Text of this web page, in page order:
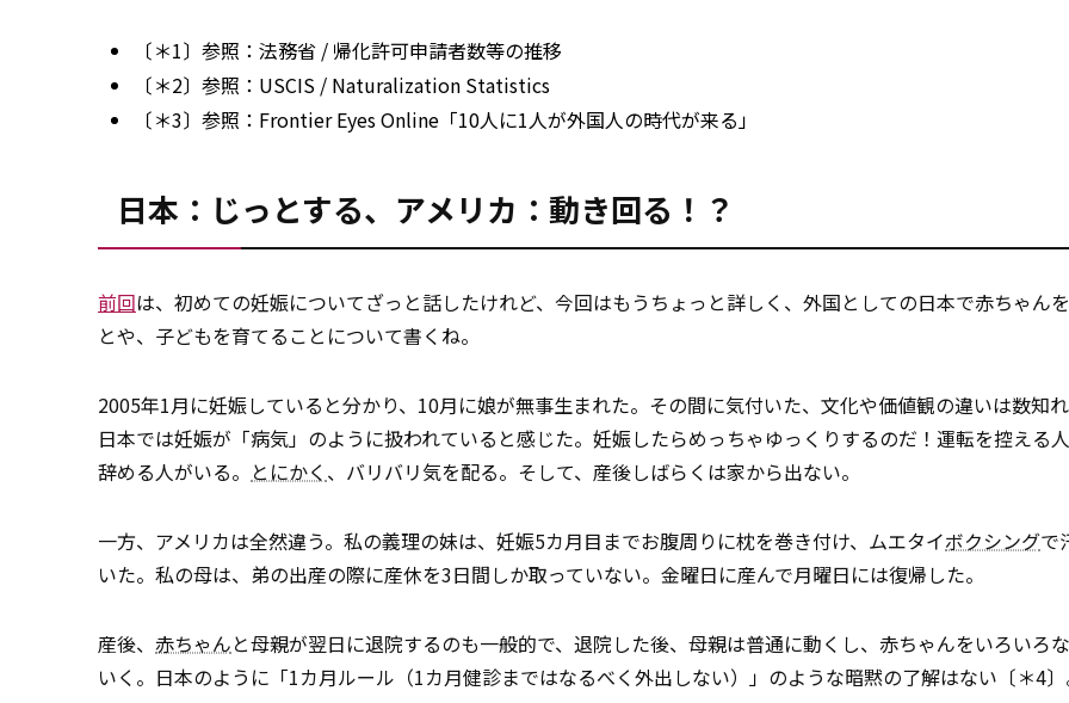
〔＊1〕参照： 法務省 / 帰化許可申請者数等の推移
〔＊2〕参照： USCIS / Naturalization Statistics
〔＊3〕参照： Frontier Eyes Online「10人に1人が外国人の時代が来る」
日本：じっとする、アメリカ：動き回る！？
前回は、初めての妊娠についてざっと話したけれど、今回はもうちょっと詳しく、外国としての日本で赤ちゃん
とや、子どもを育てることについて書くね。
2005年1月に妊娠していると分かり、10月に娘が無事生まれた。その間に気付いた、文化や価値観の違いは数知れ
日本では妊娠が「病気」のように扱われていると感じた。妊娠したら――めっちゃゆっくりするのだ！運転を控える
辞める人がいる。 とにかく 、バリバリ気を配る。そして、産後しばらくは家から出ない。
一方、アメリカは全然違う。私の義理の妹は、妊娠5カ月目までお腹周りに枕を巻き付け、ムエタイボクシングで
いた。私の母は、弟の出産の際に産休を3日間しか取っていない。金曜日に産んで月曜日には復帰した。
産後、 赤ちゃんと母親が翌日に退院するのも一般的で、退院した後、母親は普通に動くし、赤ちゃんをいろいろ
いく。日本のように「1カ月ルール（1カ月健診まではなるべく外出しない）」のような暗黙の了解はない〔＊4〕